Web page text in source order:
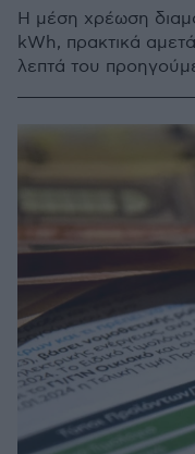
Η μέση χρέωση
kWh, πρακτικά
λεπτά του